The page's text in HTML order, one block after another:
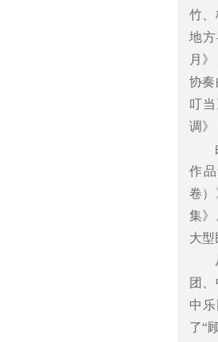
竹、
地
月
协
叮
调》
作
卷）
集》
大型
团
中
了“